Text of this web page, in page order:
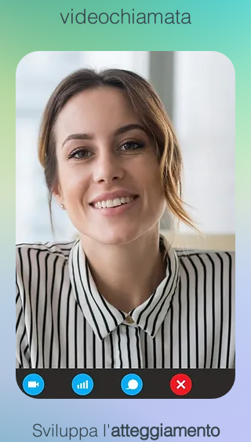
videochiamata
Sviluppa l'atteggiamento